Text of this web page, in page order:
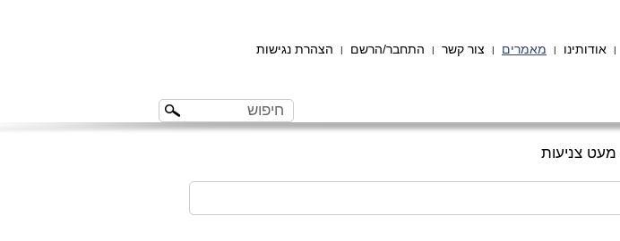
| אודותינו | מאמרים | צור קשר | התחבר/הרשם | הצהרת נגישות
מעט צניעות